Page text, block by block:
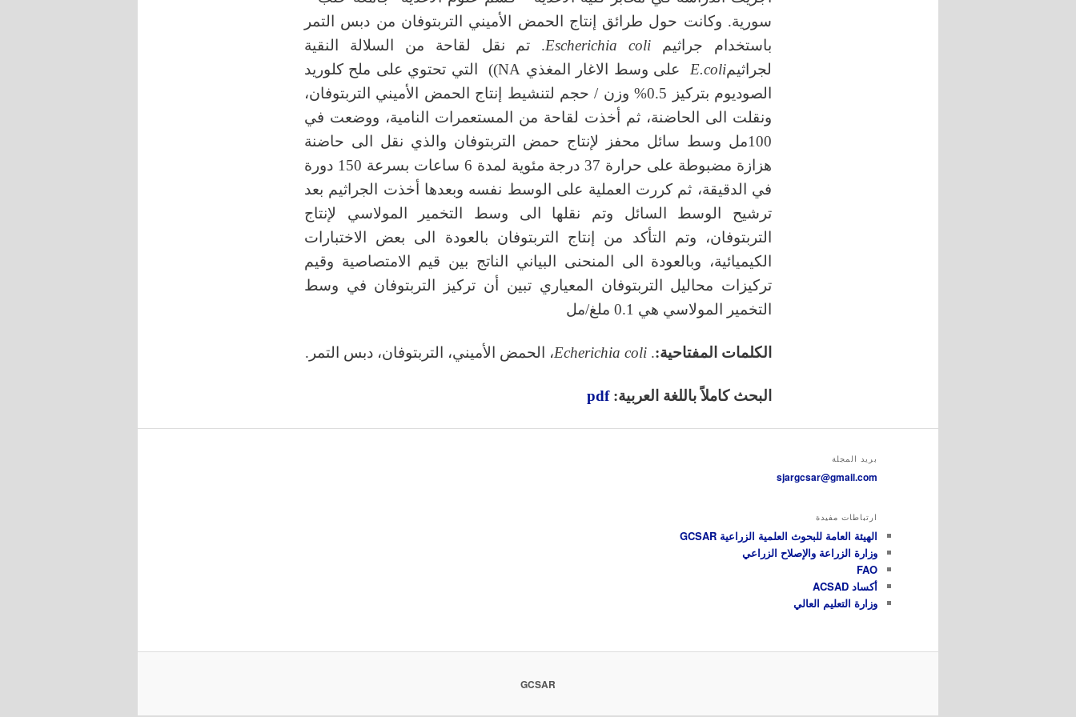
سورية. وكانت حول طرائق إنتاج الحمض الأميني التربتوفان من دبس التمر
باستخدام جراثيم Escherichia coli. تم نقل لقاحة من السلالة النقية
لجراثيمE.coli
على وسط الاغار المغذي NA)) التي تحتوي على ملح كلوريد
الصوديوم بتركيز 0.5% وزن / حجم لتنشيط إنتاج الحمض الأميني التربتوفان،
ونقلت الى الحاضنة، ثم أخذت لقاحة من المستعمرات النامية، ووضعت في
100مل وسط سائل محفز لإنتاج حمض التربتوفان والذي نقل الى حاضنة
هزازة مضبوطة على حرارة 37 درجة مئوية لمدة 6 ساعات بسرعة 150 دورة
في الدقيقة، ثم كررت العملية على الوسط نفسه وبعدها أخذت الجراثيم بعد
ترشيح الوسط السائل وتم نقلها الى وسط التخمير المولاسي لإنتاج
التربتوفان، وتم التأكد من إنتاج التربتوفان بالعودة الى بعض الاختبارات
الكيميائية، وبالعودة الى المنحنى البياني الناتج بين قيم الامتصاصية وقيم
تركيزات محاليل التربتوفان المعياري تبين أن تركيز التربتوفان في وسط
التخمير المولاسي هي 0.1 ملغ/مل
الكلمات المفتاحية:
.
Echerichia coli، الحمض الأميني، التربتوفان، دبس التمر.
البحث كاملاً باللغة العربية: pdf
بريد المجلة
sjargcsar@gmail.com
ارتباطات مفيدة
الهيئة العامة للبحوث العلمية الزراعية GCSAR
وزارة الزراعة والإصلاح الزراعي
FAO
أكساد ACSAD
وزارة التعليم العالي
GCSAR